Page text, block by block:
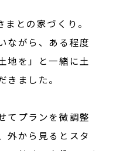
との家づくり。
ながら、ある程度
地を」と一緒に土
ました。
てプランを微調整
外から見るとスタ